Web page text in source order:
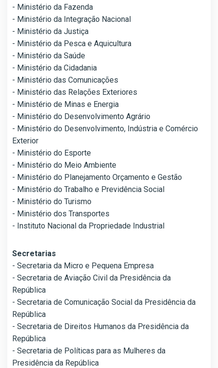
- Ministério da Fazenda
- Ministério da Integração Nacional
- Ministério da Justiça
- Ministério da Pesca e Aquicultura
- Ministério da Saúde
- Ministério da Cidadania
- Ministério das Comunicações
- Ministério das Relações Exteriores
- Ministério de Minas e Energia
- Ministério do Desenvolvimento Agrário
- Ministério do Desenvolvimento, Indústria e Comércio
Exterior
- Ministério do Esporte
- Ministério do Meio Ambiente
- Ministério do Planejamento Orçamento e Gestão
- Ministério do Trabalho e Previdência Social
- Ministério do Turismo
- Ministério dos Transportes
- Instituto Nacional da Propriedade Industrial
Secretarias
- Secretaria da Micro e Pequena Empresa
- Secretaria de Aviação Civil da Presidência da
República
- Secretaria de Comunicação Social da Presidência da
República
- Secretaria de Direitos Humanos da Presidência da
República
- Secretaria de Políticas para as Mulheres da
Presidência da República